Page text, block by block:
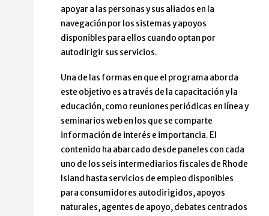
apoyar a las personas y sus aliados en la
navegación por los sistemas y apoyos
disponibles para ellos cuando optan por
autodirigir sus servicios.
Una de las formas en que el programa aborda
este objetivo es a través de la capacitación y la
educación, como reuniones periódicas en línea y
seminarios web en los que se comparte
información de interés e importancia. El
contenido ha abarcado desde paneles con cada
uno de los seis intermediarios fiscales de Rhode
Island hasta servicios de empleo disponibles
para consumidores autodirigidos, apoyos
naturales, agentes de apoyo, debates centrados